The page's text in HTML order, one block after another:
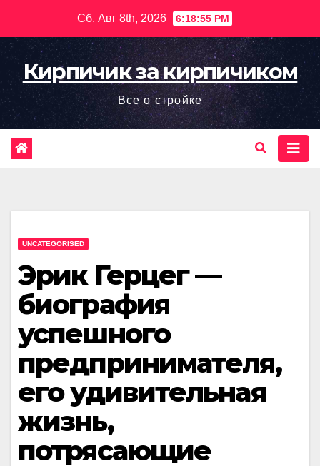
содержимому
Сб. Авг 8th, 2026 6:18:56 PM
Кирпичик за кирпичиком
Все о стройке
UNCATEGORISED
Эрик Герцег —
биография
успешного
предпринимателя,
его удивительная
жизнь,
потрясающие